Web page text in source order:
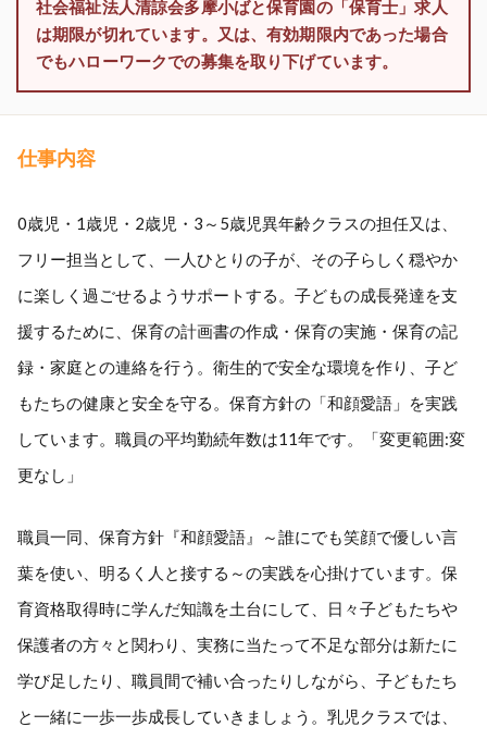
社会福祉法人清諒会多摩小ばと保育園の「保育士」求人
は期限が切れています。又は、有効期限内であった場合
でもハローワークでの募集を取り下げています。
仕事内容
0歳児・1歳児・2歳児・3～5歳児異年齢クラスの担任又は、
フリー担当として、一人ひとりの子が、その子らしく穏やか
に楽しく過ごせるようサポートする。子どもの成長発達を支
援するために、保育の計画書の作成・保育の実施・保育の記
録・家庭との連絡を行う。衛生的で安全な環境を作り、子ど
もたちの健康と安全を守る。保育方針の「和顔愛語」を実践
しています。職員の平均勤続年数は11年です。「変更範囲:変
更なし」
職員一同、保育方針『和顔愛語』～誰にでも笑顔で優しい言
葉を使い、明るく人と接する～の実践を心掛けています。保
育資格取得時に学んだ知識を土台にして、日々子どもたちや
保護者の方々と関わり、実務に当たって不足な部分は新たに
学び足したり、職員間で補い合ったりしながら、子どもたち
と一緒に一歩一歩成長していきましょう。乳児クラスでは、